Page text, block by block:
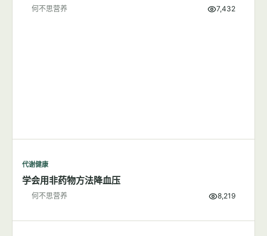
何不思营养 7,432
代谢健康
学会用非药物方法降血压
何不思营养 8,219